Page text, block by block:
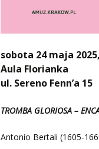
sobota 24 maja
Aula Florianka
ul. Sereno Fenn’a 15
TROMBA GLORIOSA –
Antonio Bertali (1605-